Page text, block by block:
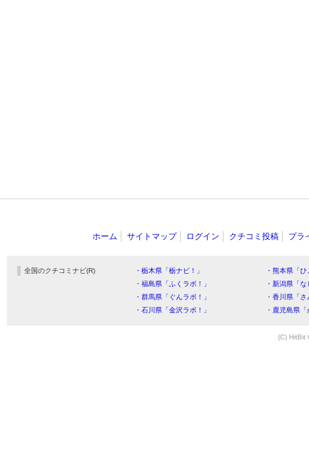
ホーム サイトマップ ログイン クチコミ投稿 プラ
全国のクチコミナビ(R) ・栃木県「栃ナビ！」
・熊本県「
・福島県「ふくラボ！」
・新潟県「
・群馬県「ぐんラボ！」
・香川県「
・石川県「金沢ラボ！」
・鹿児島県
(C) HitBit